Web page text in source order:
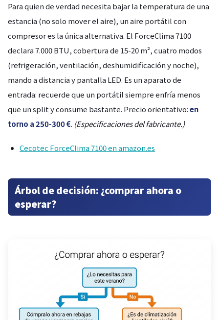
Para quien de verdad necesita bajar la temperatura de una
estancia (no solo mover el aire), un aire portátil con
compresor es la única alternativa. El ForceClima 7100
declara 7.000 BTU, cobertura de 15-20 m², cuatro modos
(refrigeración, ventilación, deshumidificación y noche),
mando a distancia y pantalla LED. Es un aparato de
entrada: recuerde que un portátil siempre enfría menos
que un split y consume bastante. Precio orientativo:en
torno a 250-300 €. (Especificaciones del fabricante.)
Cecotec ForceClima 7100 en amazon.es
Árbol de decisión: ¿comprar ahora o
esperar?